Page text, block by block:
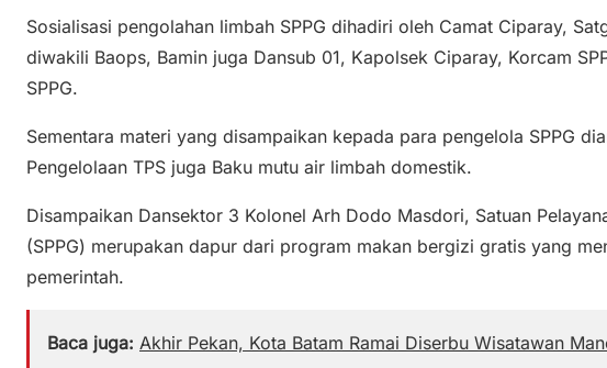
Sosialisasi pengolahan limbah SPPG dihadiri oleh Camat Ciparay,
diwakili Baops, Bamin juga Dansub 01, Kapolsek Ciparay, Korcam
SPPG.
Sementara materi yang disampaikan kepada para pengelola SPPG
Pengelolaan TPS juga Baku mutu air limbah domestik.
Disampaikan Dansektor 3 Kolonel Arh Dodo Masdori, Satuan
(SPPG) merupakan dapur dari program makan bergizi gratis yang
pemerintah.
Baca juga: Akhir Pekan, Kota Batam Ramai Diserbu Wisatawan